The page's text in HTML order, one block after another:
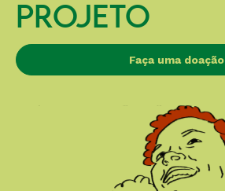
PROJETO
Faça uma doação